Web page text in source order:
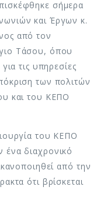
σήμερα
και Έργων κ.
από τον
Τάσου, όπου
τις υπηρεσίες
των πολιτών
και του ΚΕΠΟ
του ΚΕΠΟ
διαχρονικό
από την
ότι βρίσκεται